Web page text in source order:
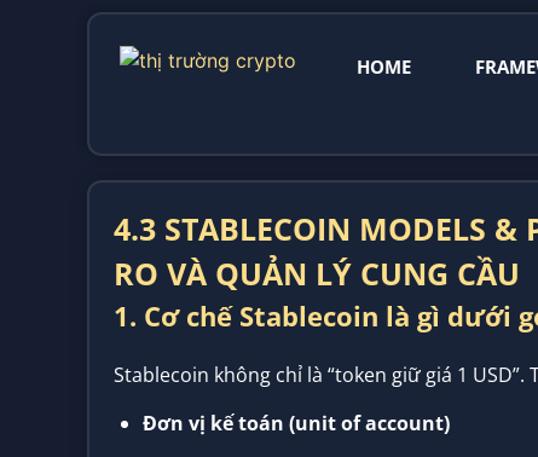
HOME
4.3 STABLECOIN MODELS &
RO VÀ QUẢN LÝ CUNG CẦU
1. Cơ chế Stablecoin là gì dưới
Stablecoin không chỉ là “token giữ giá 1
Đơn vị kế toán (unit of account)